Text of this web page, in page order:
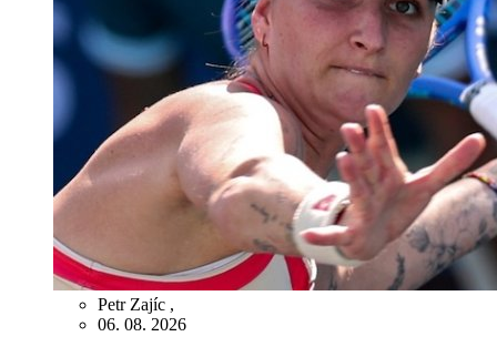
Petr Zajíc ,
06. 08. 2026